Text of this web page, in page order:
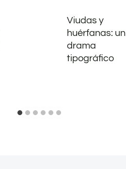
Viudas y
huérfanas: un
drama
tipográfico